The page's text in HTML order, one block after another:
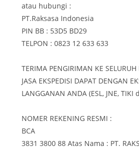
atau hubungi :
PT.Raksasa Indonesia
PIN BB : 53D5 BD29
TELPON : 0823 12 633 633
TERIMA PENGIRIMAN KE
JASA EKSPEDISI DAPAT DENGAN
LANGGANAN ANDA (ESL, JNE, TIKI
NOMER REKENING RESMI :
BCA
3831 3800 88 Atas Nama : PT.